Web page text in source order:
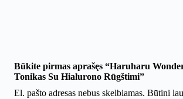
Būkite pirmas aprašęs “Haruharu
Tonikas Su Hialurono Rūgštimi”
El. pašto adresas nebus skelbiamas. Būtini